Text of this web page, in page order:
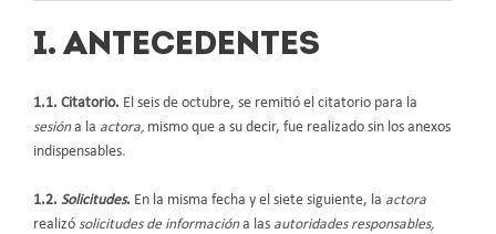
I. ANTECEDENTES
1.1. Citatorio. El seis de octubre, se remitió el citatorio para la
sesióna la actora, mismo que a su decir, fue realizado sin los anexos
indispensables.
1.2. Solicitudes. En la misma fecha y el siete siguiente, la actora
realizó solicitudes de informacióna las autoridades responsables,